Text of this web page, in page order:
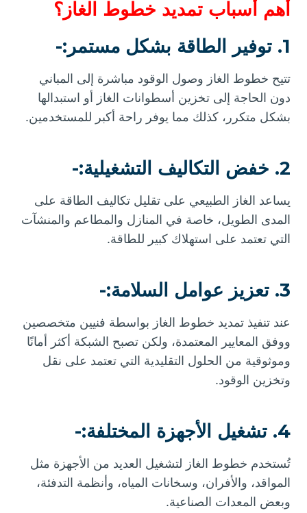
أهم أسباب تمديد خطوط الغاز؟
1. توفير الطاقة بشكل مستمر:-
تتيح خطوط الغاز وصول الوقود مباشرة إلى المباني
دون الحاجة إلى تخزين أسطوانات الغاز أو استبدالها
بشكل متكرر، كذلك مما يوفر راحة أكبر للمستخدمين.
2. خفض التكاليف التشغيلية:-
يساعد الغاز الطبيعي على تقليل تكاليف الطاقة على
المدى الطويل، خاصة في المنازل والمطاعم والمنشآت
التي تعتمد على استهلاك كبير للطاقة.
3. تعزيز عوامل السلامة:-
عند تنفيذ تمديد خطوط الغاز بواسطة فنيين متخصصين
ووفق المعايير المعتمدة، ولكن تصبح الشبكة أكثر أمانًا
وموثوقية من الحلول التقليدية التي تعتمد على نقل
وتخزين الوقود.
4. تشغيل الأجهزة المختلفة:-
تُستخدم خطوط الغاز لتشغيل العديد من الأجهزة مثل
المواقد، والأفران، وسخانات المياه، وأنظمة التدفئة،
وبعض المعدات الصناعية.